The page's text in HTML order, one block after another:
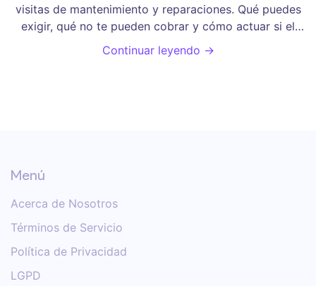
visitas de mantenimiento y reparaciones. Qué puedes
exigir, qué no te pueden cobrar y cómo actuar si el
propietario no cumple con la ley.
Continuar leyendo →
Menú
Acerca de Nosotros
Términos de Servicio
Política de Privacidad
LGPD